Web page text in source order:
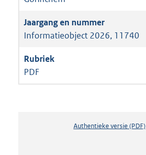
Informatieobject 2026, 11740
PDF
Authentieke versie (PDF)b